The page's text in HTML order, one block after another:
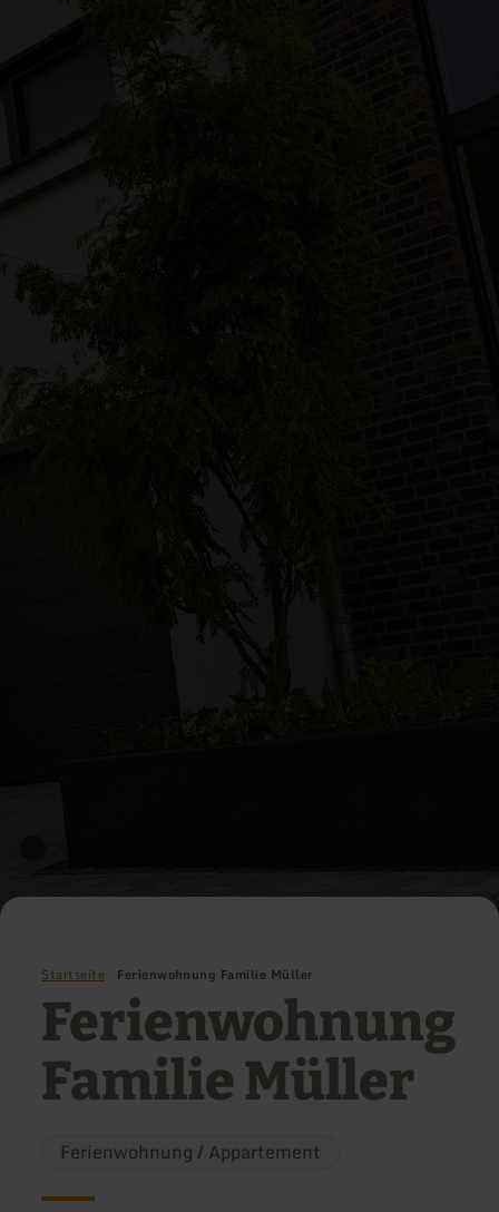
Startseite Ferienwohnung Familie Müller
Ferienwohnung
Familie Müller
Ferienwohnung / Appartement